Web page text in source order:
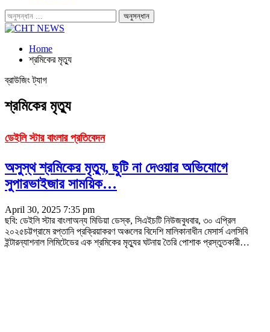
Home
শ্রমিকের মৃত্যু
ব্রাউজিং ট্যাগ
শ্রমিকের মৃত্যু
ডেইলি স্টার বাংলার প্রতিবেদন
অসুস্থ শ্রমিকের মৃত্যু, ছুটি না দেওয়ার অভিযোগে
সুপারভাইজার সাময়িক…
April 30, 2025 7:35 pm
ছবি: ডেইলি স্টার বাংলাঅন্য মিডিয়া ডেস্ক, সিএইচটি নিউজবুধবার, ৩০ এপ্রিল
২০২৫চট্টগ্রামে রপ্তানি প্রক্রিয়াকরণ অঞ্চলের বিদেশি মালিকানাধীন মেসার্স এলসিবি
ইন্টারন্যাশনাল লিমিটেডের এক শ্রমিকের মৃত্যুর ঘটনায় তৈরি পোশাক প্রস্তুতকারী…